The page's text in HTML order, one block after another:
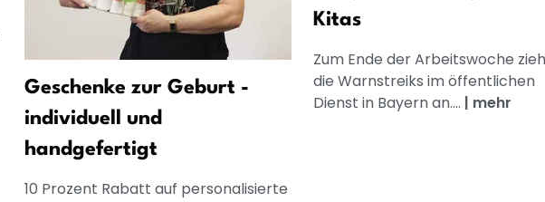
Geschenke zur Geburt -
individuell und
handgefertigt
10 Prozent Rabatt auf personalisierte
Kitas
Zum Ende der Arbeitswoche
die Warnstreiks im öffentlichen
Dienst in Bayern an.... | mehr